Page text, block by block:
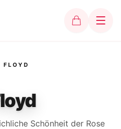
FLOYD
Schönheit der Rose